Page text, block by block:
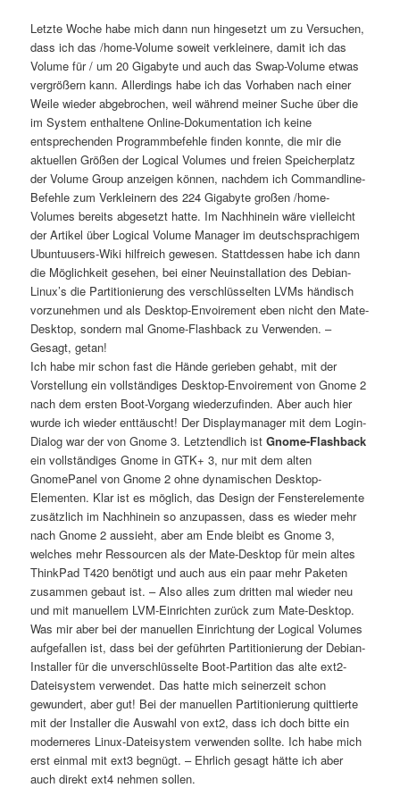
Letzte Woche habe mich dann nun hingesetzt um zu Versuchen,
dass ich das /home-Volume soweit verkleinere, damit ich das
Volume für / um 20 Gigabyte und auch das Swap-Volume etwas
vergrößern kann. Allerdings habe ich das Vorhaben nach einer
Weile wieder abgebrochen, weil während meiner Suche über die
im System enthaltene Online-Dokumentation ich keine
entsprechenden Programmbefehle finden konnte, die mir die
aktuellen Größen der Logical Volumes und freien Speicherplatz
der Volume Group anzeigen können, nachdem ich Commandline-
Befehle zum Verkleinern des 224 Gigabyte großen /home-
Volumes bereits abgesetzt hatte. Im Nachhinein wäre vielleicht
der Artikel über Logical Volume Manager im deutschsprachigem
Ubuntuusers-Wiki hilfreich gewesen. Stattdessen habe ich dann
die Möglichkeit gesehen, bei einer Neuinstallation des Debian-
Linux’s die Partitionierung des verschlüsselten LVMs händisch
vorzunehmen und als Desktop-Envoirement eben nicht den Mate-
Desktop, sondern mal Gnome-Flashback zu Verwenden. –
Gesagt, getan!
Ich habe mir schon fast die Hände gerieben gehabt, mit der
Vorstellung ein vollständiges Desktop-Envoirement von Gnome 2
nach dem ersten Boot-Vorgang wiederzufinden. Aber auch hier
wurde ich wieder enttäuscht! Der Displaymanager mit dem Login-
Dialog war der von Gnome 3. Letztendlich istGnome-Flashback
ein vollständiges Gnome in GTK+ 3, nur mit dem alten
GnomePanel von Gnome 2 ohne dynamischen Desktop-
Elementen. Klar ist es möglich, das Design der Fensterelemente
zusätzlich im Nachhinein so anzupassen, dass es wieder mehr
nach Gnome 2 aussieht, aber am Ende bleibt es Gnome 3,
welches mehr Ressourcen als der Mate-Desktop für mein altes
ThinkPad T420 benötigt und auch aus ein paar mehr Paketen
zusammen gebaut ist. – Also alles zum dritten mal wieder neu
und mit manuellem LVM-Einrichten zurück zum Mate-Desktop.
Was mir aber bei der manuellen Einrichtung der Logical Volumes
aufgefallen ist, dass bei der geführten Partitionierung der Debian-
Installer für die unverschlüsselte Boot-Partition das alte ext2-
Dateisystem verwendet. Das hatte mich seinerzeit schon
gewundert, aber gut! Bei der manuellen Partitionierung quittierte
mit der Installer die Auswahl von ext2, dass ich doch bitte ein
moderneres Linux-Dateisystem verwenden sollte. Ich habe mich
erst einmal mit ext3 begnügt. – Ehrlich gesagt hätte ich aber
auch direkt ext4 nehmen sollen.